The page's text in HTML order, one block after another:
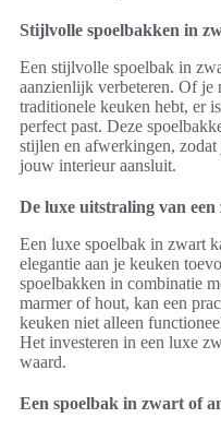
Stijlvolle spoelbakken in
Een stijlvolle spoelbak in
aanzienlijk verbeteren. Of je
traditionele keuken hebt, er
perfect past. Deze
stijlen en afwerkingen,
jouw interieur aansluit.
De luxe uitstraling van een
Een luxe spoelbak in zwart
elegantie aan je keuken
spoelbakken in combinatie
marmer of hout, kan een
keuken niet alleen
Het investeren in een luxe
waard.
Een spoelbak in zwart of